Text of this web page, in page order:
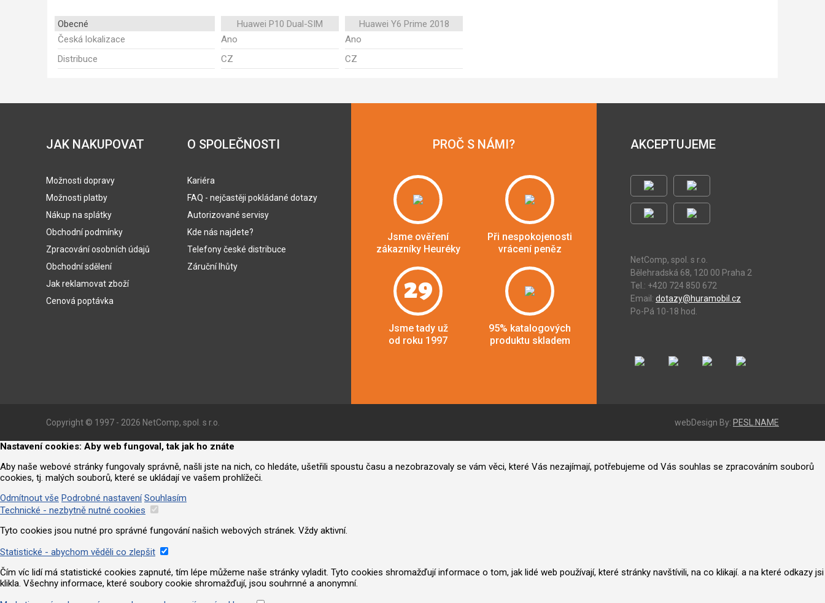
Obecné Huawei P10 Dual-SIM
Huawei Y6 Prime 2018
Česká lokalizace
Ano
Ano
Distribuce
CZ CZ
JAK NAKUPOVAT
Možnosti dopravy
Možnosti platby
Nákup na splátky
Obchodní podmínky
Zpracování osobních údajů
Obchodní sdělení
Jak reklamovat zboží
Cenová poptávka
O SPOLEČNOSTI
Kariéra
FAQ - nejčastěji pokládané dotazy
Autorizované servisy
Kde nás najdete?
Telefony české distribuce
Záruční lhůty
PROČ S NÁMI?
Jsme ověření
zákazníky Heuréky
Při nespokojenosti
vrácení peněz
29
Jsme tady už
od roku 1997
95% katalogových
produktu skladem
AKCEPTUJEME
NetComp, spol. s r.o.
Bělehradská 68, 120 00 Praha 2
Tel.: +420 724 850 672
Email: dotazy@huramobil.cz
Po-Pá 10-18 hod.
Copyright © 1997 - 2026 NetComp, spol. s r.o. webDesign By: PESL.NAME
Nastavení cookies: Aby web fungoval, tak jak ho znáte
Aby naše webové stránky fungovaly správně, našli jste na nich, co hledáte, ušetřili spoustu času a nezobrazovaly se vám věci, které Vás nezajímají, potřebujeme od Vás souhlas se zpracováním souborů
cookies, tj. malých souborů, které se ukládají ve vašem prohlížeči.
Odmítnout vše Podrobné nastavení Souhlasím
Technické - nezbytně nutné cookies
Tyto cookies jsou nutné pro správné fungování našich webových stránek. Vždy aktivní.
Statistické - abychom věděli co zlepšit
Čím víc lidí má statistické cookies zapnuté, tím lépe můžeme naše stránky vyladit. Tyto cookies shromažďují informace o tom, jak lidé web používají, které stránky navštívili, na co klikají. a na které odkazy jsi
klikla. Všechny informace, které soubory cookie shromažďují, jsou souhrnné a anonymní.